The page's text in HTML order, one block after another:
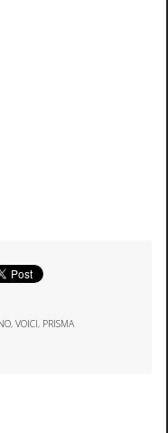
,VOICI, PRISMA